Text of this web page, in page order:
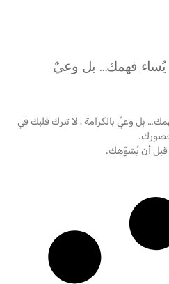
يُساء فهمك… بل وعيٌ
بل وعيٌ بالكرامة ، لا تترك قلبك في
قبل أن يُشوّهك.